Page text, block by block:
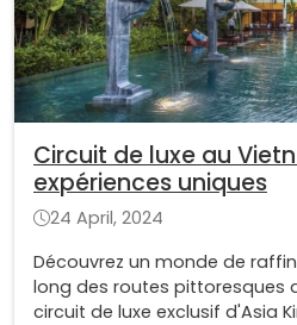
Circuit de luxe au
expériences uniques
24 April, 2024
Découvrez un monde de
long des routes pittoresques
circuit de luxe exclusif d'Asia